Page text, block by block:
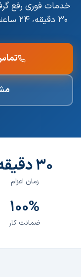
خدمات فوری رفع
۳۰ دقیقه، ۲۴ ساعته و ۷ روز هفته. تضمین ۱۰۰٪ نتیجه.
۳۰ دقیقه
زمان اعزام
۱۰۰%
ضمانت کار